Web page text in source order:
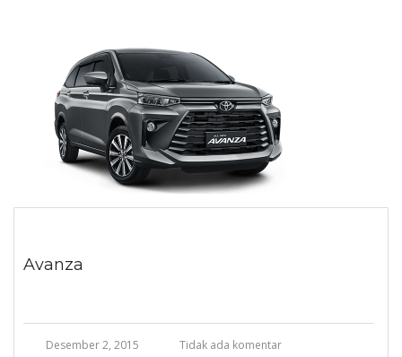
Avanza
Desember 2, 2015 Tidak ada komentar